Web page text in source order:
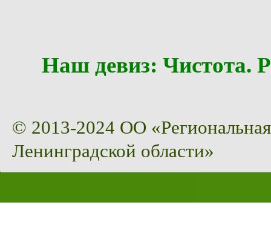
Наш девиз:
© 2013-2024 ОО
Ленинградской области»